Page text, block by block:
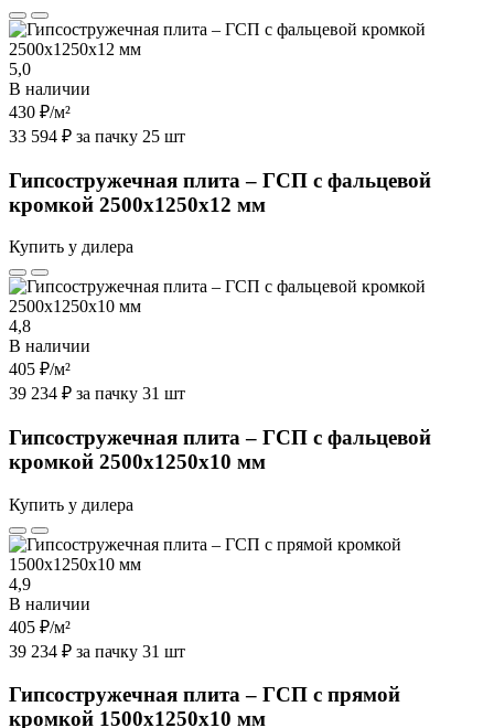
5,0
В наличии
430 ₽/м²
33 594 ₽ за пачку 25 шт
Гипсостружечная плита – ГСП с фальцевой
кромкой 2500х1250х12 мм
Купить у дилера
4,8
В наличии
405 ₽/м²
39 234 ₽ за пачку 31 шт
Гипсостружечная плита – ГСП с фальцевой
кромкой 2500х1250х10 мм
Купить у дилера
4,9
В наличии
405 ₽/м²
39 234 ₽ за пачку 31 шт
Гипсостружечная плита – ГСП с прямой
кромкой 1500х1250х10 мм